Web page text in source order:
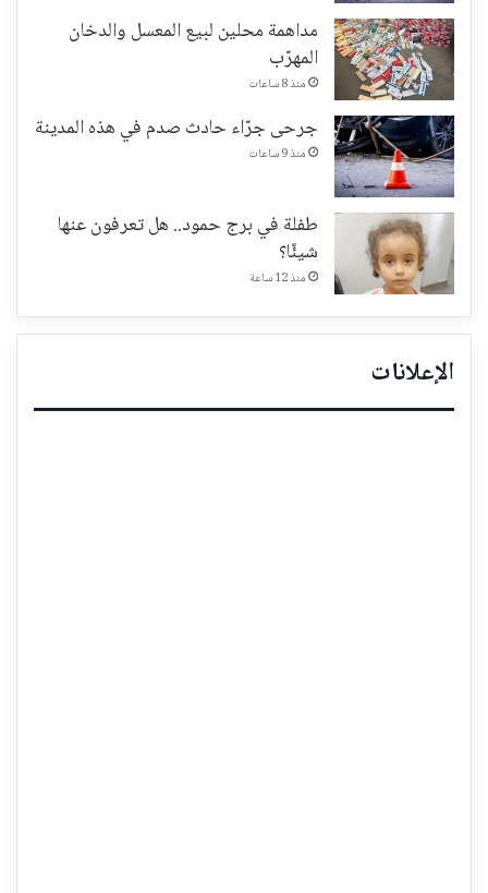
مداهمة محلين لبيع المعسل والدخان
المهرّب
منذ 8 ساعات
جرحى جرّاء حادث صدم في هذه المدينة
منذ 9 ساعات
طفلة في برج حمود.. هل تعرفون عنها
شيئًا؟
منذ 12 ساعة
الإعلانات